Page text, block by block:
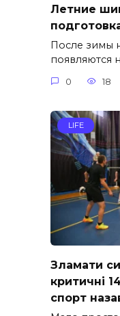
Летние
После зимы
появляются
0 18
LIFE
Зламати
критичні
спорт